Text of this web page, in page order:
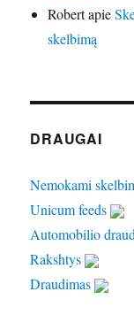
Robertapie
skelbimą
DRAUGAI
Nemokami
Unicum feeds
Automobilio
Rakshtys
Draudimas